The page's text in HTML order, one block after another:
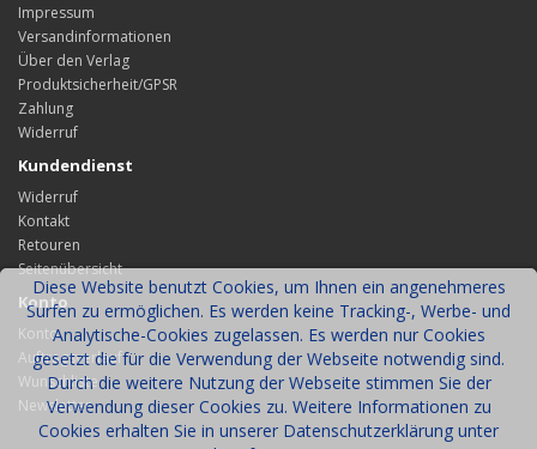
Diese Website benutzt Cookies, um Ihnen ein angenehmeres
Surfen zu ermöglichen. Es werden keine Tracking-, Werbe- und
Analytische-Cookies zugelassen. Es werden nur Cookies
gesetzt die für die Verwendung der Webseite notwendig sind.
Durch die weitere Nutzung der Webseite stimmen Sie der
Verwendung dieser Cookies zu. Weitere Informationen zu
Cookies erhalten Sie in unserer Datenschutzerklärung unter
Impressum
Versandinformationen
Über den Verlag
Produktsicherheit/GPSR
Zahlung
Widerruf
Kundendienst
Widerruf
Kontakt
Retouren
Seitenübersicht
Konto
Konto
Auftragsverlauf
Wunschliste
Newsletter